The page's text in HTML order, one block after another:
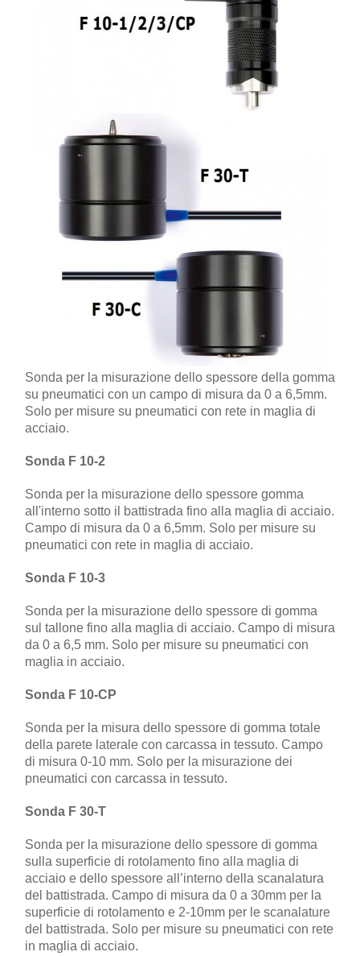
Sonda per la misurazione dello spessore della gomma
su pneumatici con un campo di misura da 0 a 6,5mm.
Solo per misure su pneumatici con rete in maglia di
acciaio.
Sonda F 10-2
Sonda per la misurazione dello spessore gomma
all'interno sotto il battistrada fino alla maglia di acciaio.
Campo di misura da 0 a 6,5mm. Solo per misure su
pneumatici con rete in maglia di acciaio.
Sonda F 10-3
Sonda per la misurazione dello spessore di gomma
sul tallone fino alla maglia di acciaio. Campo di misura
da 0 a 6,5 mm. Solo per misure su pneumatici con
maglia in acciaio.
Sonda F 10-CP
Sonda per la misura dello spessore di gomma totale
della parete laterale con carcassa in tessuto. Campo
di misura 0-10 mm. Solo per la misurazione dei
pneumatici con carcassa in tessuto.
Sonda F 30-T
Sonda per la misurazione dello spessore di gomma
sulla superficie di rotolamento fino alla maglia di
acciaio e dello spessore all’interno della scanalatura
del battistrada. Campo di misura da 0 a 30mm per la
superficie di rotolamento e 2-10mm per le scanalature
del battistrada. Solo per misure su pneumatici con rete
in maglia di acciaio.